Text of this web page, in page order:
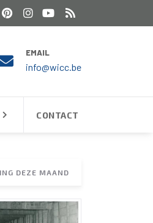
EMAIL
info@wicc.be
CONTACT
DEZE MAAND